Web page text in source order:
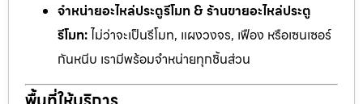
จำหน่ายอะไหล่ประตูรีโมท & ร้านขายอะไหล่ประตู
รีโมท:ไม่ว่าจะเป็นรีโมท, แผงวงจร, เฟือง หรือเซนเซอร์
กันหนีบ เรามีพร้อมจำหน่ายทุกชิ้นส่วน